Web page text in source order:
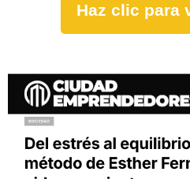
Haz clic para